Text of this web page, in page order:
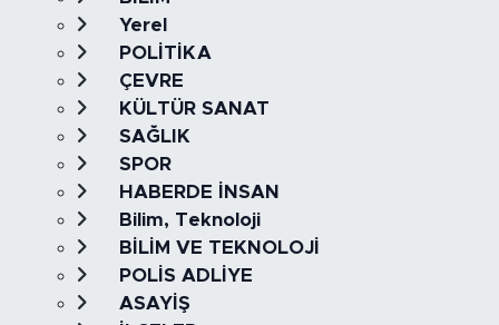
Yerel
POLİTİKA
ÇEVRE
KÜLTÜR SANAT
SAĞLIK
SPOR
HABERDE İNSAN
Bilim, Teknoloji
BİLİM VE TEKNOLOJİ
POLİS ADLİYE
ASAYİŞ